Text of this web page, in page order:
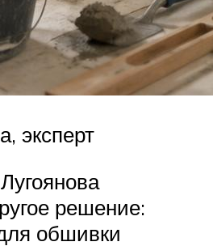
эксперт
решение:
обшивки